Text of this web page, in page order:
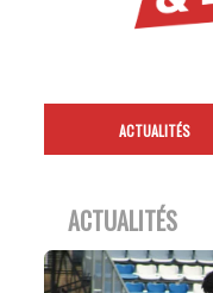
ACTUALITÉS
ACTUALITÉS